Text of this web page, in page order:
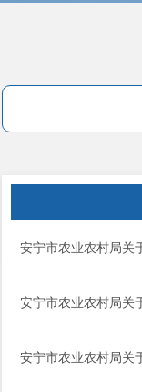
安宁市农业农村局关
安宁市农业农村局关
安宁市农业农村局关